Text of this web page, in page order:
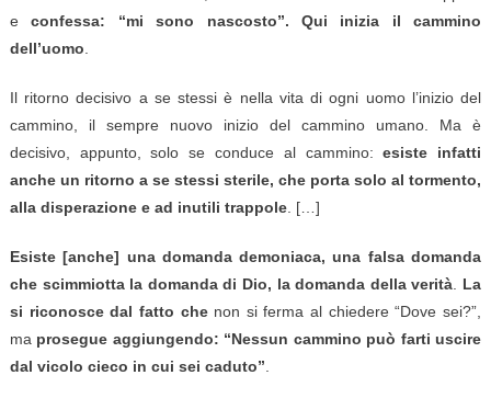
econfessa: “mi sono nascosto”. Qui inizia il cammino
dell’uomo.
Il ritorno decisivo a se stessi è nella vita di ogni uomo l’inizio del
cammino, il sempre nuovo inizio del cammino umano. Ma è
decisivo, appunto, solo se conduce al cammino:esiste infatti
anche un ritorno a se stessi sterile, che porta solo al tormento,
alla disperazione e ad inutili trappole. […]
Esiste [anche] una domanda demoniaca, una falsa domanda
che scimmiotta la domanda di Dio, la domanda della verità. La
si riconosce dal fatto chenon si ferma al chiedere “Dove sei?”,
ma prosegue aggiungendo: “Nessun cammino può farti uscire
dal vicolo cieco in cui sei caduto”.